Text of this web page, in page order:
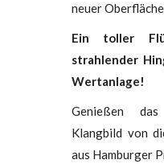
neuer
Ein toller
strahlender
Wertanlage!
Genießen
Klangbild von
aus Hamburger